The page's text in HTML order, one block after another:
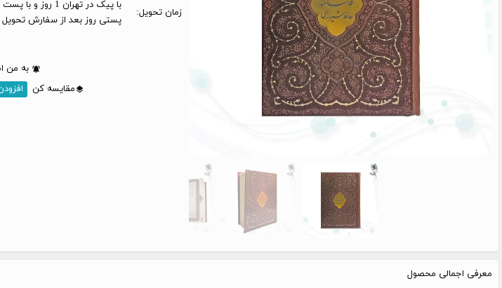
زمان تحویل:
پستی روز بعد از سفارش
به من
مقایسه کن
معرفی اجمالی محصول